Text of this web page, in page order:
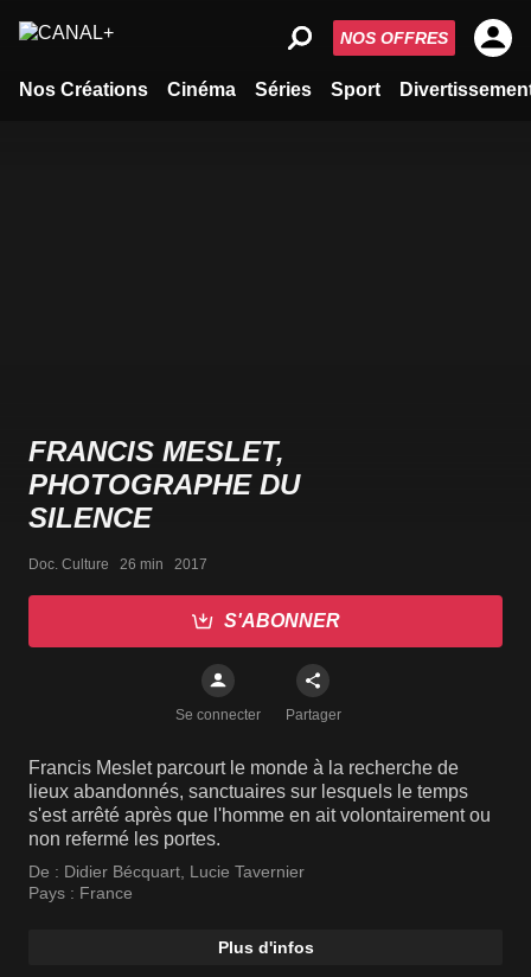
Nos Créations Cinéma Séries Sport
NOS OFFRES
FRANCIS MESLET,
PHOTOGRAPHE DU
SILENCE
Doc. Culture   26 min   2017
S'ABONNER
Se connecter Partager
Francis Meslet parcourt le monde à la recherche de
lieux abandonnés, sanctuaires sur lesquels le temps
s'est arrêté après que l'homme en ait volontairement ou
non refermé les portes.
De : Didier Bécquart Lucie Tavernier
Pays : France
Plus d'infos